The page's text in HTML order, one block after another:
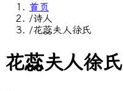
首页
/诗人
/花蕊夫人徐氏
花蕊夫人徐氏